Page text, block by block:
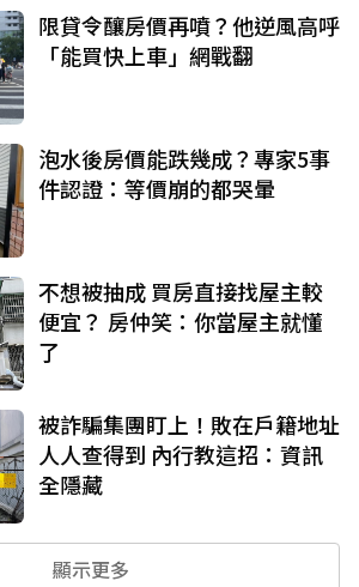
限貸令釀房價再噴？他逆風高呼
「能買快上車」網戰翻
泡水後房價能跌幾成？專家5事
件認證：等價崩的都哭暈
不想被抽成 買房直接找屋主較
便宜？ 房仲笑：你當屋主就懂
了
被詐騙集團盯上！敗在戶籍地址
人人查得到 內行教這招：資訊
全隱藏
顯示更多